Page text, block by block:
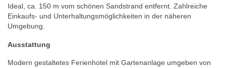
Ideal, ca. 150 m vom schönen Sandstrand entfernt. Zahlreiche
Einkaufs- und Unterhaltungsmöglichkeiten in der näheren
Umgebung.
Ausstattung
Modern gestaltetes Ferienhotel mit Gartenanlage umgeben von